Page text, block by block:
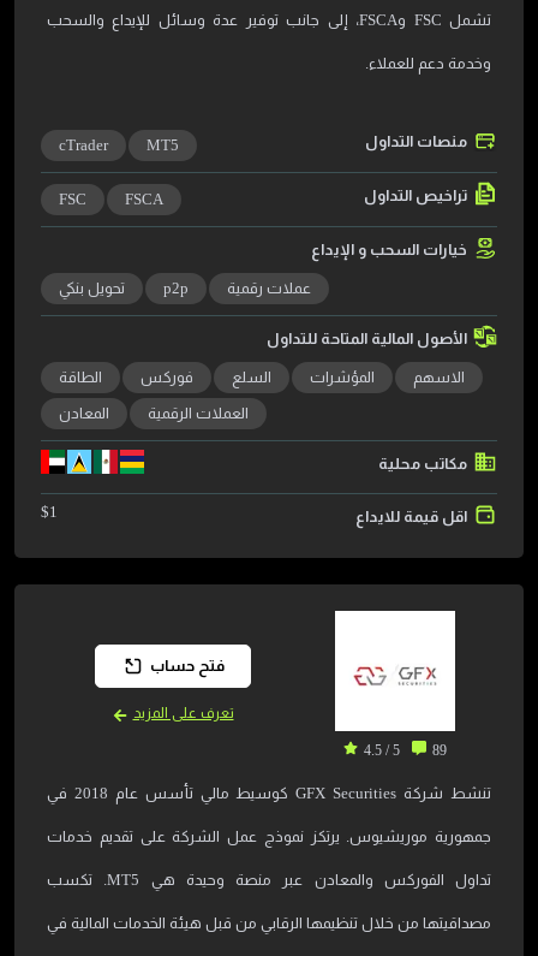
تشمل FSC وFSCA، إلى جانب توفير عدة وسائل للإيداع والسحب
وخدمة دعم للعملاء.
منصات التداول MT5
cTrader
تراخيص التداول FSCA
FSC
خيارات السحب و الإيداع
عملات رقمية p2p تحويل بنكي
الأصول المالية المتاحة للتداول
الاسهم المؤشرات السلع فوركس
الطاقة
العملات الرقمية
المعادن
مكاتب محلية
اقل قيمة للايداع $1
89
5 / 4.5
تنشط شركة GFX Securities كوسيط مالي تأسس عام 2018 في
جمهورية موريشيوس. يرتكز نموذج عمل الشركة على تقديم خدمات
تداول الفوركس والمعادن عبر منصة وحيدة هي MT5. تكسب
مصداقيتها من خلال تنظيمها الرقابي من قبل هيئة الخدمات المالية في
فتح حساب
تعرف على المزيد